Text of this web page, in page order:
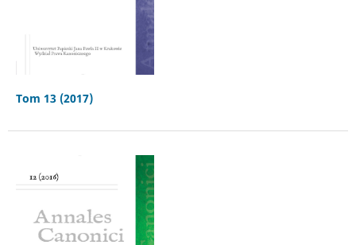
Tom 13 (2017)